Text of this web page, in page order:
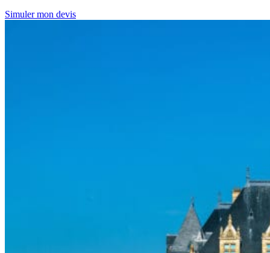
Simuler mon devis